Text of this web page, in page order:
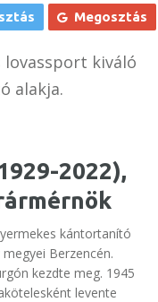
Megosztás
lovassport kiváló
alakja.
2022),
kántortanító
Berzencén.
kezdte meg. 1945
levente